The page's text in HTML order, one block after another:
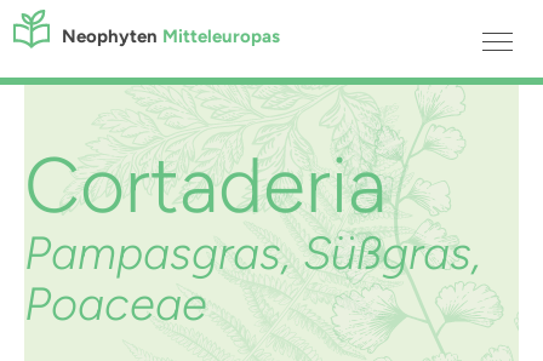
Neophyten Mitteleuropas
Cortaderia
Pampasgras, Süßgras,
Poaceae